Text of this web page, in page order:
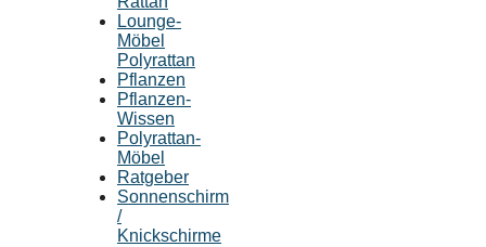
Lounge-
Möbel
Polyrattan
Pflanzen
Pflanzen-
Wissen
Polyrattan-
Möbel
Ratgeber
Sonnenschirm
/
Knickschirme